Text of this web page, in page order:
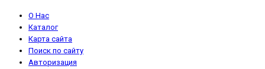
О Нас
Каталог
Карта сайта
Поиск по сайту
Авторизация